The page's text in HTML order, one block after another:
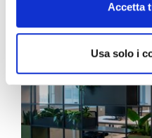
Accetta
Usa solo i